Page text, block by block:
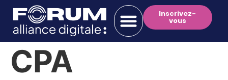
Inscrivez-
vous
CPA